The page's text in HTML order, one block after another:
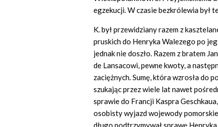
egzekucji. W czasie bezkrólewia był
K. był przewidziany razem z
pruskich do Henryka Walezego po
jednak nie doszło. Razem z bratem
de Lansacowi, pewne kwoty, a
zaciężnych. Sumę, która wzrosła do
szukając przez wiele lat nawet
sprawie do Francji Kaspra
osobisty wyjazd wojewody
długo podtrzymywał sprawę